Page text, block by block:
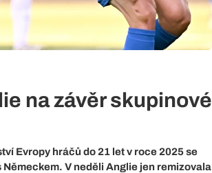
na závěr skupinové
Evropy hráčů do 21 let v roce 2025 se
V neděli Anglie jen remizovala